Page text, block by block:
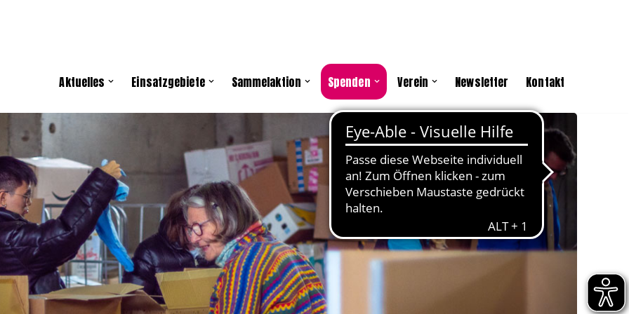
Aktuelles Einsatzgebiete Sammelaktion Spenden Verein Newsletter Kontakt